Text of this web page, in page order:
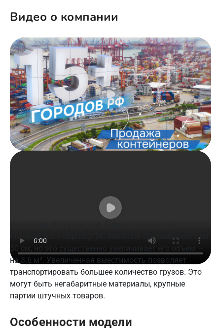
Видео о компании
стандартного образца DC высотой. Он выше всего на
30 см, но это существенно увеличивает его объем —
на 3.6 м³. Увеличенная вместимость позволяет
транспортировать большее количество грузов. Это
могут быть негабаритные материалы, крупные
партии штучных товаров.
Особенности модели